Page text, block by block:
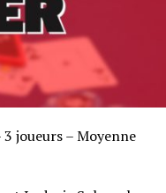
joueurs – Moyenne